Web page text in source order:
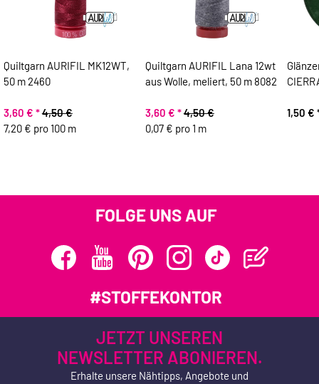
Quiltgarn AURIFIL MK12WT,
50 m 2460
3,60 € *4,50 €
7,20 € pro 100 m
Quiltgarn AURIFIL Lana 12wt
aus Wolle, meliert, 50 m 8082
3,60 € *4,50 €
0,07 € pro 1 m
1,50 €
FOLGE UNS AUF
#STOFFEKONTOR
JETZT UNSEREN
NEWSLETTER ABONIEREN.
Erhalte unsere Nähtipps, Angebote und